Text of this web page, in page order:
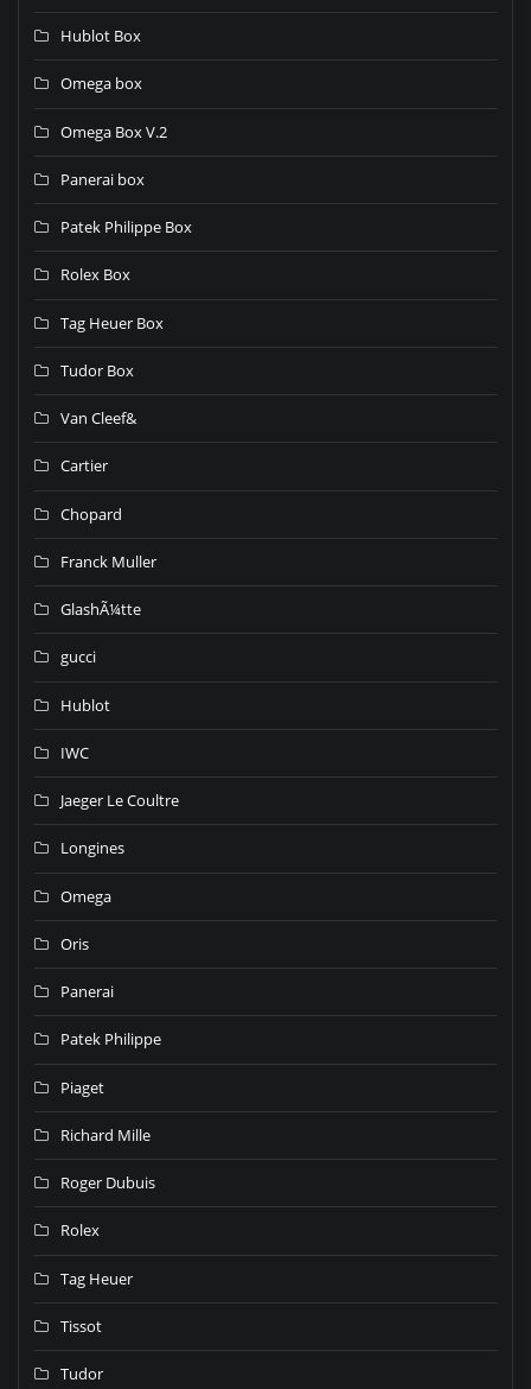
Hublot Box
Omega box
Omega Box V.2
Panerai box
Patek Philippe Box
Rolex Box
Tag Heuer Box
Tudor Box
Van Cleef&
Cartier
Chopard
Franck Muller
GlashÃ¼tte
gucci
Hublot
IWC
Jaeger Le Coultre
Longines
Omega
Oris
Panerai
Patek Philippe
Piaget
Richard Mille
Roger Dubuis
Rolex
Tag Heuer
Tissot
Tudor